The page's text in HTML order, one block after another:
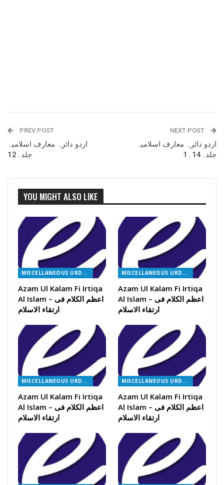
PREV POST
اردو دائرہ معارف اسلامیہ
جلد۔12
NEXT POST
اردو دائرہ معارف اسلامیہ
جلد۔14۔1
YOU MIGHT ALSO LIKE
MISCELLANEOUS URDU BOOKS
Azam Ul Kalam Fi Irtiqa
Al Islam – اعظم الکلام فی
ارتقاء الاسلام
MISCELLANEOUS URDU BOOKS
Azam Ul Kalam Fi Irtiqa
Al Islam – اعظم الکلام فی
ارتقاء الاسلام
MISCELLANEOUS URDU BOOKS
Azam Ul Kalam Fi Irtiqa
Al Islam – اعظم الکلام فی
ارتقاء الاسلام
MISCELLANEOUS URDU BOOKS
Azam Ul Kalam Fi Irtiqa
Al Islam – اعظم الکلام فی
ارتقاء الاسلام